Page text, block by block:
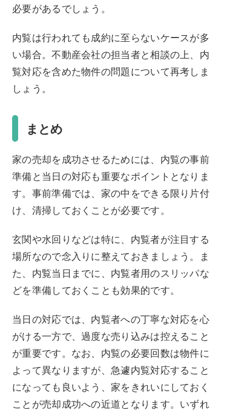
必要があるでしょう。
内覧は行われても成約に至らないケースが多
い場合。不動産会社の担当者と相談の上、内
覧対応を含めた物件の問題について再考しま
しょう。
まとめ
家の売却を成功させるためには、内覧の事前
準備と当日の対応も重要なポイントとなりま
す。事前準備では、家の中をできる限り片付
け、清掃しておくことが必要です。
玄関や水回りなどは特に、内覧者が注目する
場所なので念入りに整えておきましょう。ま
た、内覧当日までに、内覧者用のスリッパな
どを準備しておくことも効果的です。
当日の対応では、内覧者への丁寧な対応を心
がける一方で、過度な売り込みは控えること
が重要です。なお、内覧の必要回数は物件に
よって異なりますが、急遽内覧対応すること
になっても良いよう、家をきれいにしておく
ことが売却成功への近道となります。いずれ